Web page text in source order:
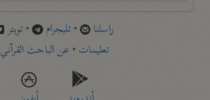
راسلنا •تليجرام •تويتر
تعليمات •عن الباحث القرآني